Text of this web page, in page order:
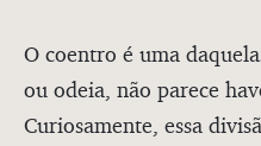
O coentro é uma
ou odeia, não parece
Curiosamente, essa